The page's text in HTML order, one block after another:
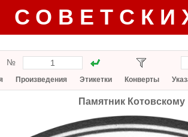
№
Произведения Этикетки Конверты
Памятник Котовскому